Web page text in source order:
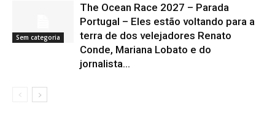
Sem categoria
The Ocean Race 2027 – Parada
Portugal – Eles estão voltando para a
terra de dos velejadores Renato
Conde, Mariana Lobato e do
jornalista...